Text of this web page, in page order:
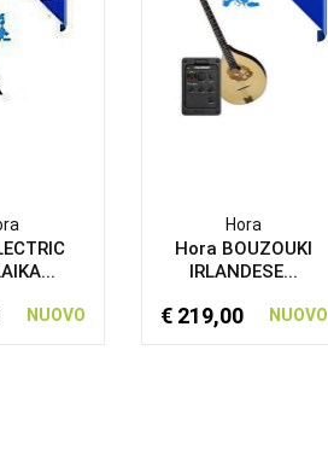
NUOVO
Hora
Hora BOUZOUKI
IRLANDESE...
€ 219,00 NUOVO